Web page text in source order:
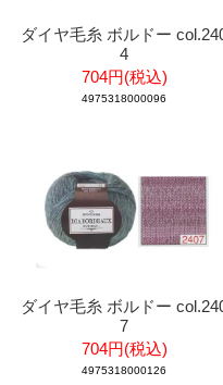
ダイヤ毛糸 ボルドー
4
704円(税込)
4975318000096
ダイヤ毛糸 ボルドー
7
704円(税込)
4975318000126